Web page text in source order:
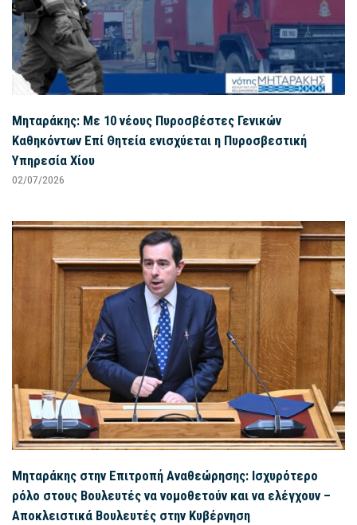
Μηταράκης: Με 10 νέους Πυροσβέστες Γενικών
Καθηκόντων Επί Θητεία ενισχύεται η Πυροσβεστική
Υπηρεσία Χίου
02/07/2026
Μηταράκης στην Επιτροπή Αναθεώρησης: Ισχυρότερο
ρόλο στους Βουλευτές να νομοθετούν και να ελέγχουν –
Αποκλειστικά Βουλευτές στην Κυβέρνηση